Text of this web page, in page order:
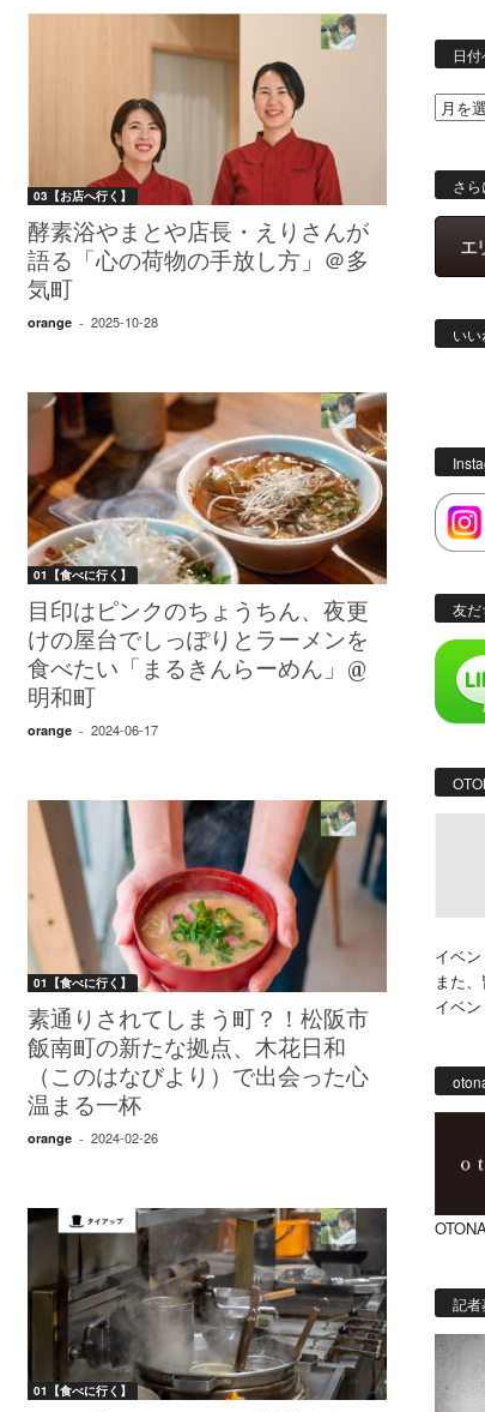
03【お店へ行く】
酵素浴やまとや店長・えりさんが
語る「心の荷物の手放し方」＠多
気町
orange - 2025-10-28
01【食べに行く】
目印はピンクのちょうちん、夜更
けの屋台でしっぽりとラーメンを
食べたい「まるきんらーめん」@
明和町
orange - 2024-06-17
01【食べに行く】
素通りされてしまう町？！松阪市
飯南町の新たな拠点、木花日和
（このはなびより）で出会った心
温まる一杯
orange - 2024-02-26
01【食べに行く】
日
さ
い
友だ
イベ
また
イベ
記者